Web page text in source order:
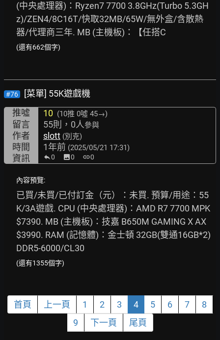
(中央處理器)：Ryzen7 7700 3.8GHz(Turbo 5.3GH
z)/ZEN4/8C16T/快取32MB/65W/無外盒/含散熱
器/代理商三年. MB (主機板)：【任搭C
(還有662個字)
#76
[菜單] 55K遊戲機
推噓
10 (10推 0噓 45→)
留言 55則，0人參與
作者 slott (別克)
時間 1年前 (2025/05/21 17:31)
資訊 0 image0 link0
內容預覽:
已買/未買/已付訂金（元）：未買. 預算/用途：55
K/3A遊戲. CPU (中央處理器)：AMD R7 7700 MPK
$7390. MB (主機板)：技嘉 B650M GAMING X AX
$3990. RAM (記憶體)：金士頓 32GB(雙通16GB*2)
DDR5-6000/CL30
(還有1355個字)
首頁 上一頁 1 2 3 4 5 6 7
8
9
下一頁 尾頁